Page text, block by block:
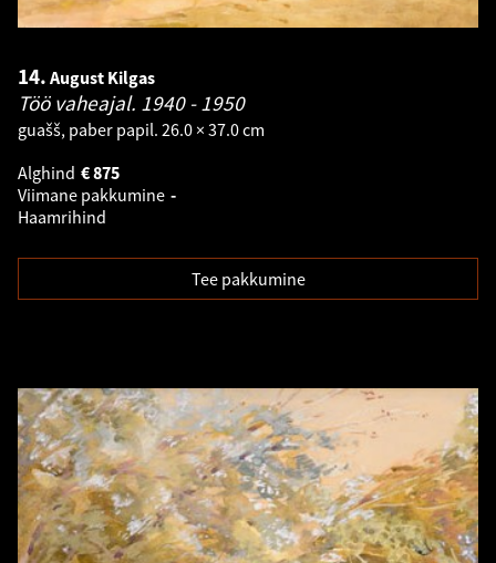
14. August Kilgas
Töö vaheajal. 1940 - 1950
guašš, paber papil. 26.0 × 37.0 cm
Alghind
875
€
Viimane pakkumine -
Haamrihind
Tee pakkumine